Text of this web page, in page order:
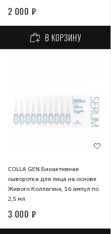
2 000 ₽
В КОРЗИНУ
COLLA GEN Биоактивная
сыворотка для лица на основе
Живого Коллагена, 16 ампул по
2,5 мл
3 000 ₽